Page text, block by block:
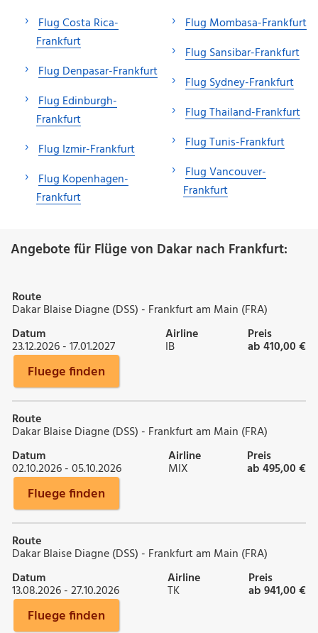
Flug Costa Rica-
Frankfurt
Flug Denpasar-Frankfurt
Flug Edinburgh-
Frankfurt
Flug Izmir-Frankfurt
Flug Kopenhagen-
Frankfurt
Flug Mombasa-Frankfurt
Flug Sansibar-Frankfurt
Flug Sydney-Frankfurt
Flug Thailand-Frankfurt
Flug Tunis-Frankfurt
Flug Vancouver-
Frankfurt
Angebote für Flüge von Dakar nach Frankfurt:
Route
Dakar Blaise Diagne (DSS) - Frankfurt am Main (FRA)
Datum
23.12.2026 - 17.01.2027
Airline
IB
Preis
ab 410,00 €
Fluege finden
Route
Dakar Blaise Diagne (DSS) - Frankfurt am Main (FRA)
Datum
02.10.2026 - 05.10.2026
Airline
MIX
Preis
ab 495,00 €
Fluege finden
Route
Dakar Blaise Diagne (DSS) - Frankfurt am Main (FRA)
Datum
13.08.2026 - 27.10.2026
Airline
TK
Preis
ab 941,00 €
Fluege finden